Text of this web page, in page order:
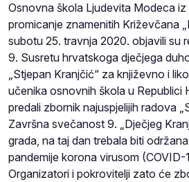
Osnovna škola Ljudevita Modeca
promicanje znamenitih Križevčana
subotu 25. travnja 2020. objavili su
9. Susretu hrvatskoga dječjega
„Stjepan Kranjčić“ za književno i
učenika osnovnih škola u Republici
predali zbornik najuspjelijih radova
Završna svečanost 9. „Dječjeg
grada, na taj dan trebala biti
pandemije korona virusom (COVID-
Organizatori i pokrovitelji zato će